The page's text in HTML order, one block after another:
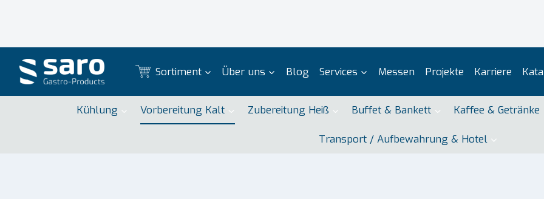
Sortiment Über uns Blog Services Messen Projekte Karriere
Kühlung Vorbereitung Kalt Zubereitung Heiß Buffet & Bankett Kaffee & Getränke
Transport / Aufbewahrung & Hotel